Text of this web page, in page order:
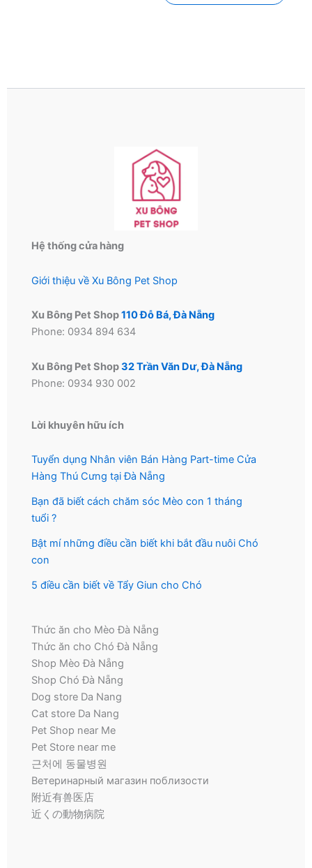
Hệ thống cửa hàng
Giới thiệu về Xu Bông Pet Shop
Xu Bông Pet Shop110 Đỗ Bá, Đà Nẵng
Phone: 0934 894 634
Xu Bông Pet Shop32 Trần Văn Dư, Đà Nẵng
Phone: 0934 930 002
Lời khuyên hữu ích
Tuyển dụng Nhân viên Bán Hàng Part-time Cửa
Hàng Thú Cưng tại Đà Nẵng
Bạn đã biết cách chăm sóc Mèo con 1 tháng
tuổi ?
Bật mí những điều cần biết khi bắt đầu nuôi Chó
con
5 điều cần biết về Tẩy Giun cho Chó
Thức ăn cho Mèo Đà Nẵng
Thức ăn cho Chó Đà Nẵng
Shop Mèo Đà Nẵng
Shop Chó Đà Nẵng
Dog store Da Nang
Cat store Da Nang
Pet Shop near Me
Pet Store near me
근처에 동물병원
Ветеринарный магазин поблизости
附近有兽医店
近くの動物病院